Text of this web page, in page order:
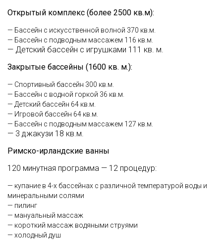
Открытый комплекс (более 2500 кв.м):
— Бассейн с искусственной волной 370 кв.м.
— Бассейн с подводным массажем 116 кв.м.
— Детский бассейн с игрушками 111 кв. м.
Закрытые бассейны (1600 кв. м.):
— Спортивный бассейн 300 кв.м.
— Бассейн с водной горкой 36 кв.м.
— Детский бассейн 64 кв.м.
— Игровой бассейн 64 кв.м.
— Бассейн с подводным массажем 127 кв.м.
— 3 джакузи 18 кв.м.
Римско-ирландские ванны
120 минутная программа — 12 процедур:
— купание в 4-х бассейнах с различной температурой воды и
минеральными солями
— пилинг
— мануальный массаж
— короткий массаж водяными струями
— холодный душ